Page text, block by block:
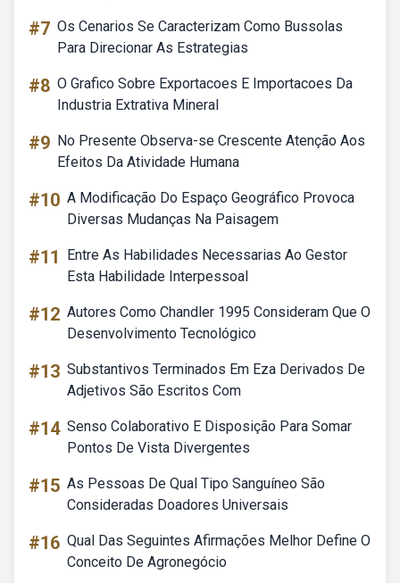
#7 Os Cenarios Se Caracterizam Como Bussolas
Para Direcionar As Estrategias
#8 O Grafico Sobre Exportacoes E Importacoes Da
Industria Extrativa Mineral
#9 No Presente Observa-se Crescente Atenção Aos
Efeitos Da Atividade Humana
#10 A Modificação Do Espaço Geográfico Provoca
Diversas Mudanças Na Paisagem
#11
Entre As Habilidades Necessarias Ao Gestor
Esta Habilidade Interpessoal
#12 Autores Como Chandler 1995 Consideram Que O
Desenvolvimento Tecnológico
#13 Substantivos Terminados Em Eza Derivados De
Adjetivos São Escritos Com
#14 Senso Colaborativo E Disposição Para Somar
Pontos De Vista Divergentes
#15 As Pessoas De Qual Tipo Sanguíneo São
Consideradas Doadores Universais
#16 Qual Das Seguintes Afirmações Melhor Define O
Conceito De Agronegócio